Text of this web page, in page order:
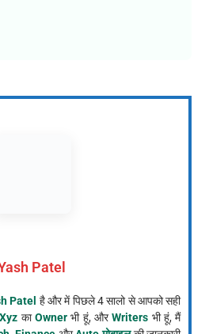
Patel
Patel है और में पिछले 4 सालो से आपको सही
काOwnerभी हूं, औरWriters भी हूं, मैं